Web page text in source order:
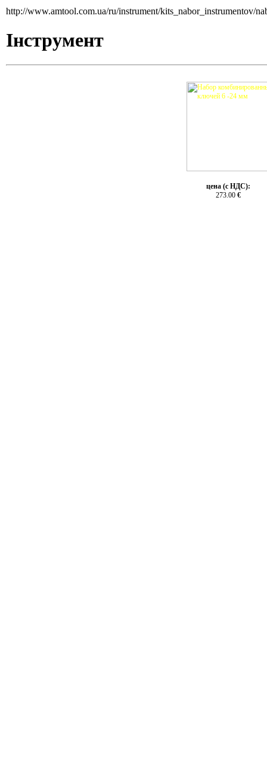
http://www.amtool.com.ua/ru/instrument/kits_nabor_instrumentov/
Інструмент
цена (с НДС):
273.00 €